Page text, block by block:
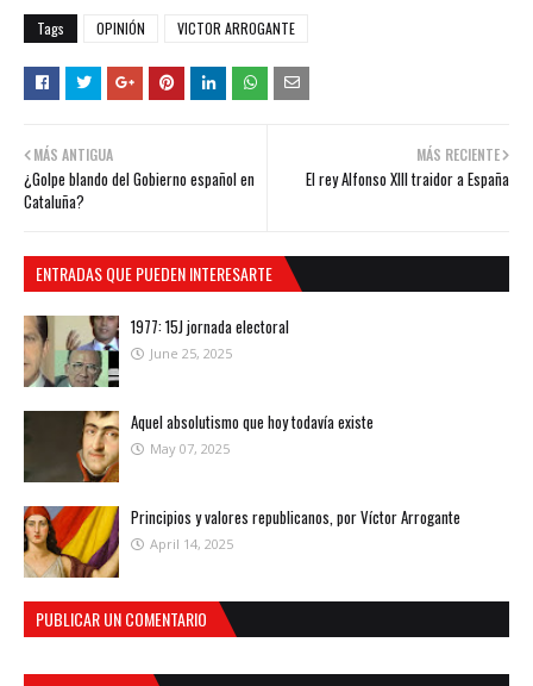
Tags OPINIÓN VICTOR ARROGANTE
MÁS RECIENTE
El rey Alfonso XIII traidor a España
MÁS ANTIGUA
¿Golpe blando del Gobierno español en
Cataluña?
ENTRADAS QUE PUEDEN INTERESARTE
1977: 15J jornada electoral
June 25, 2025
Aquel absolutismo que hoy todavía existe
May 07, 2025
Principios y valores republicanos, por Víctor Arrogante
April 14, 2025
PUBLICAR UN COMENTARIO